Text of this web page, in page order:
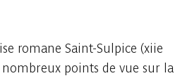
romane Saint-Sulpice (xiie
nombreux points de vue sur la